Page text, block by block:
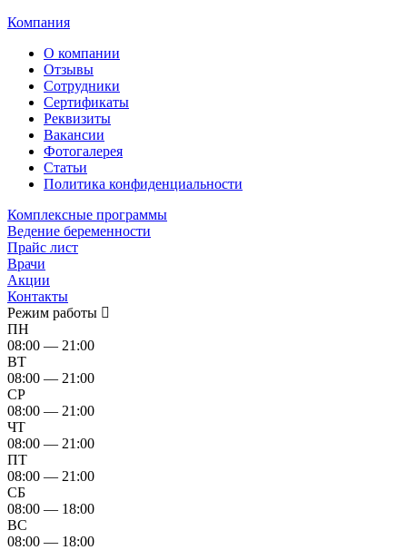
Компания
О компании
Отзывы
Сотрудники
Сертификаты
Реквизиты
Вакансии
Фотогалерея
Статьи
Политика конфиденциальности
Комплексные программы
Ведение беременности
Прайс лист
Врачи
Акции
Контакты
Режим работы
ПН
08:00 — 21:00
ВТ
08:00 — 21:00
СР
08:00 — 21:00
ЧТ
08:00 — 21:00
ПТ
08:00 — 21:00
СБ
08:00 — 18:00
ВС
08:00 — 18:00